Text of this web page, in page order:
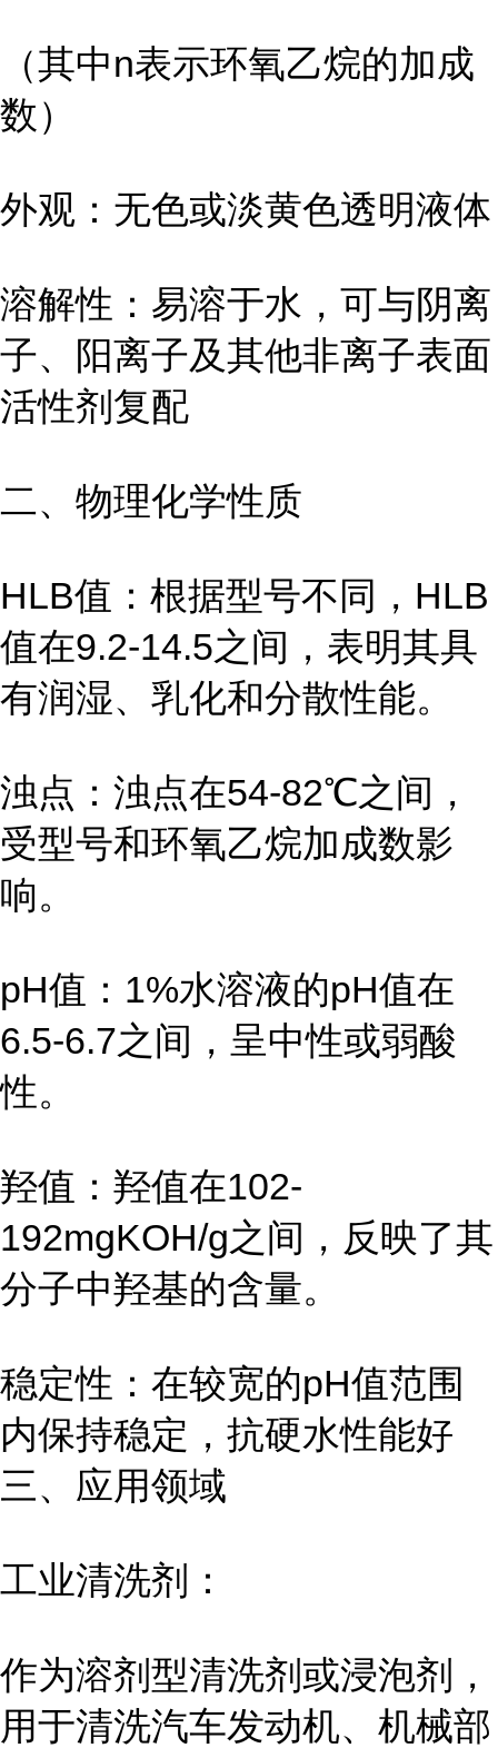
（其中n表示环氧乙烷的加成
数）
外观：无色或淡黄色透明液体
溶解性：易溶于水，可与阴离
子、阳离子及其他非离子表面
活性剂复配
二、物理化学性质
HLB值：根据型号不同，HLB
值在9.2-14.5之间，表明其具
有润湿、乳化和分散性能。
浊点：浊点在54-82℃之间，
受型号和环氧乙烷加成数影
响。
pH值：1%水溶液的pH值在
6.5-6.7之间，呈中性或弱酸
性。
羟值：羟值在102-
192mgKOH/g之间，反映了其
分子中羟基的含量。
稳定性：在较宽的pH值范围
内保持稳定，抗硬水性能好
三、应用领域
工业清洗剂：
作为溶剂型清洗剂或浸泡剂，
用于清洗汽车发动机、机械部